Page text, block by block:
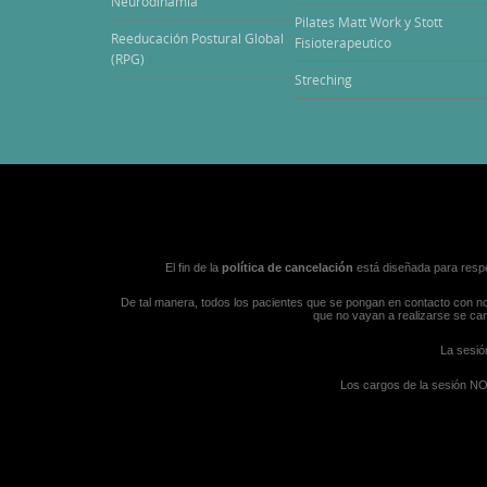
Reeducación Postural Global
(RPG)
Pilates Matt Work y Stott
Fisioterapeutico
Streching
El fin de la política de cancelación está diseñada para
De tal manera, todos los pacientes que se pongan en contacto con
que no vayan a realizarse se
La
Los cargos de la sesión